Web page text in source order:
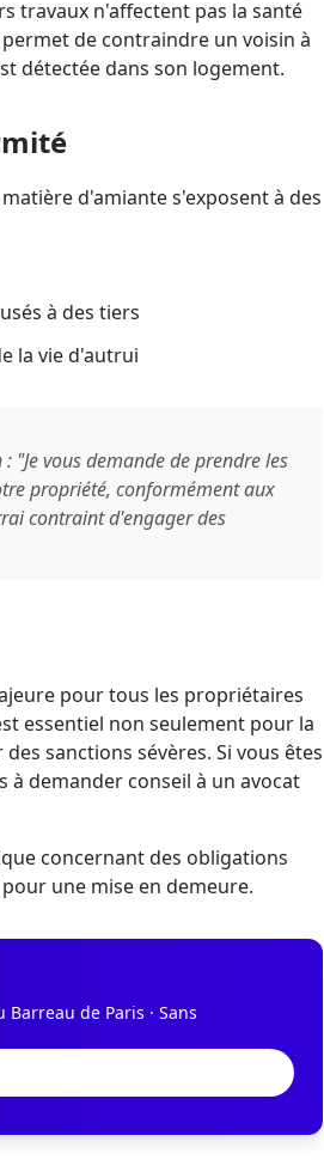
travaux n'affectent pas la santé
de contraindre un voisin à
détectée dans son logement.
d'amiante s'exposent à des
à des tiers
la vie d'autrui
"Je vous demande de prendre les
propriété, conformément aux
contraint d'engager des
pour tous les propriétaires
essentiel non seulement pour la
sanctions sévères. Si vous êtes
demander conseil à un avocat
concernant des obligations
une mise en demeure.
de Paris · Sans